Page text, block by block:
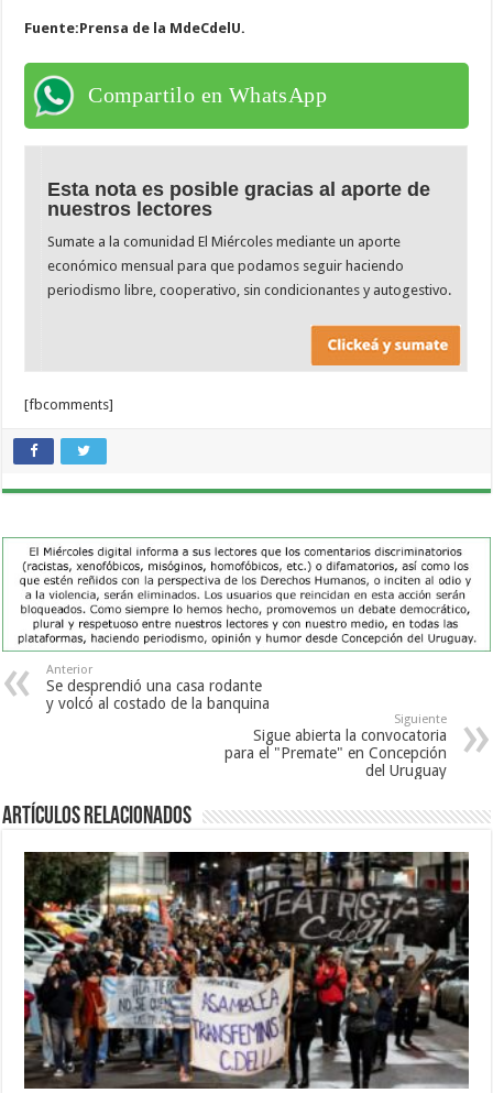
Fuente:Prensa de la MdeCdelU.
Compartilo en WhatsApp
Esta nota es posible gracias al aporte de
nuestros lectores
Sumate a la comunidad El Miércoles mediante un aporte
económico mensual para que podamos seguir haciendo
periodismo libre, cooperativo, sin condicionantes y autogestivo.
[fbcomments]
Anterior
Se desprendió una casa rodante
y volcó al costado de la banquina
Siguiente
Sigue abierta la convocatoria
para el "Premate" en Concepción
del Uruguay
Artículos Relacionados